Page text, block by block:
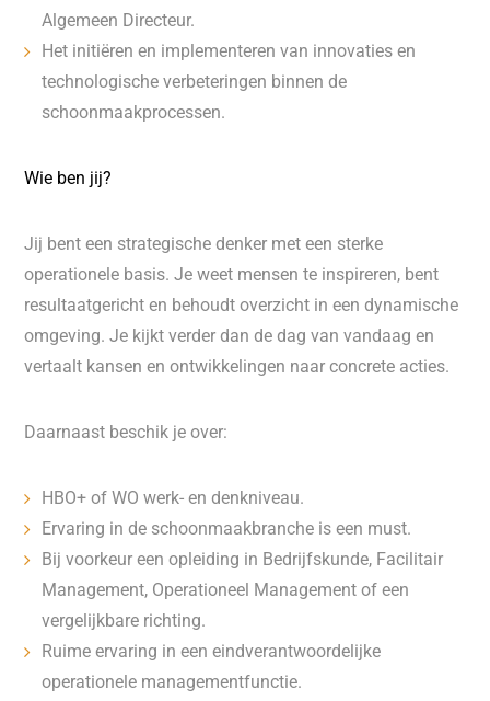
Algemeen Directeur.
Het initiëren en implementeren van innovaties en
technologische verbeteringen binnen de
schoonmaakprocessen.
Wie ben jij?
Jij bent een strategische denker met een sterke
operationele basis. Je weet mensen te inspireren, bent
resultaatgericht en behoudt overzicht in een dynamische
omgeving. Je kijkt verder dan de dag van vandaag en
vertaalt kansen en ontwikkelingen naar concrete acties.
Daarnaast beschik je over:
HBO+ of WO werk- en denkniveau.
Ervaring in de schoonmaakbranche is een must.
Bij voorkeur een opleiding in Bedrijfskunde, Facilitair
Management, Operationeel Management of een
vergelijkbare richting.
Ruime ervaring in een eindverantwoordelijke
operationele managementfunctie.